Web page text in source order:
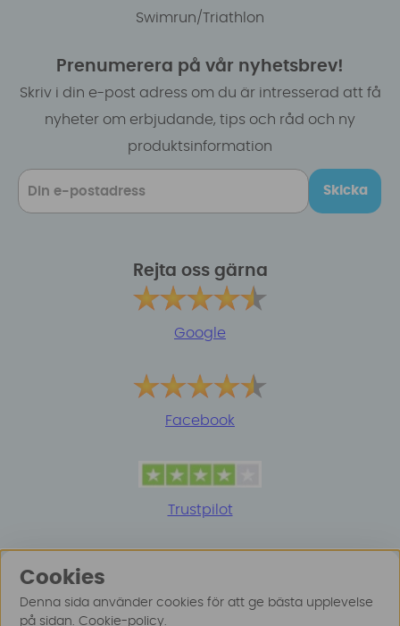
Swimrun/Triathlon
Prenumerera på vår nyhetsbrev!
Skriv i din e-post adress om du är intresserad att få
nyheter om erbjudande, tips och råd och ny
produktsinformation
Skicka
Rejta oss gärna
Google
Facebook
Trustpilot
Cookies
Denna sida använder cookies för att ge bästa upplevelse
på sidan. Cookie-policy.